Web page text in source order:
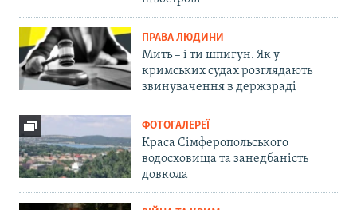
ПРАВА ЛЮДИНИ
Мить – і ти шпигун. Як у
кримських судах розглядають
звинувачення в держзраді
ФОТОГАЛЕРЕЇ
Краса Сімферопольського
водосховища та занедбаність
довкола